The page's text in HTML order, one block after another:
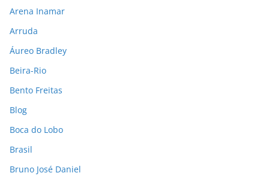
Arena Inamar
Arruda
Áureo Bradley
Beira-Rio
Bento Freitas
Blog
Boca do Lobo
Brasil
Bruno José Daniel